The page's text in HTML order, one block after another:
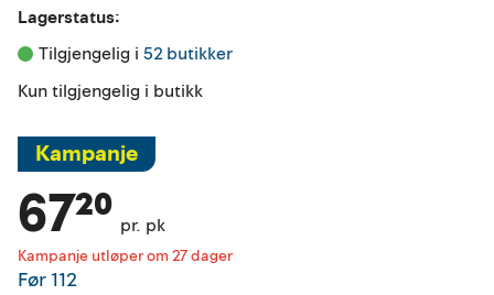
Lagerstatus:
Tilgjengelig i 52 butikker
Kun tilgjengelig i butikk
Kampanje
Kampanje utløper om 27 dager
67²⁰ pr. pk
Før112